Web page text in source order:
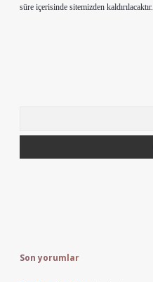
süre içerisinde sitemizden kaldırılacaktır.
Son yorumlar